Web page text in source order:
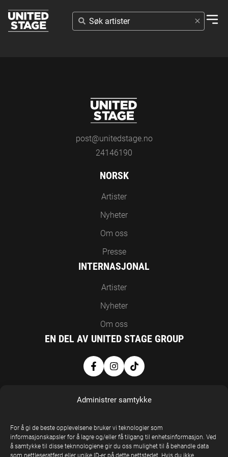
Administrer samtykke
For å gi de beste opplevelsene bruker vi teknologier som
informasjonskapsler for å lagre og/eller få tilgang til enhetsinformasjon. Ved
å samtykke til disse teknnologiene gir du oss mulighet til å behandle data
som nettleseratferd eller unike ID-er på dette nettstedet. Hvis du ikke
SØK
ARTISTER
post@unitedstage.no
24146190
NORSK
Artister
Nyheter
Om oss
Presse
INTERNASJONAL
Artister
Nyheter
Om oss
EN DEL AV UNITED STAGE GROUP
United Stage